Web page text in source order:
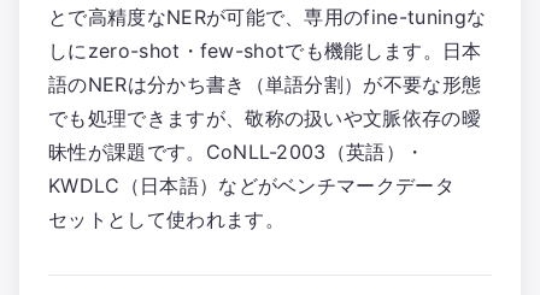
とで高精度なNERが可能で、専用のfine-tuningな
しにzero-shot・few-shotでも機能します。日本
語のNERは分かち書き（単語分割）が不要な形態
でも処理できますが、敬称の扱いや文脈依存の曖
昧性が課題です。CoNLL-2003（英語）・
KWDLC（日本語）などがベンチマークデータ
セットとして使われます。